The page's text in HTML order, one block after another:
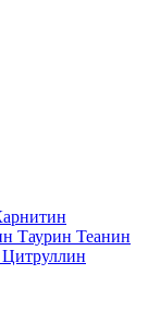
Таурин Теанин
Цитруллин